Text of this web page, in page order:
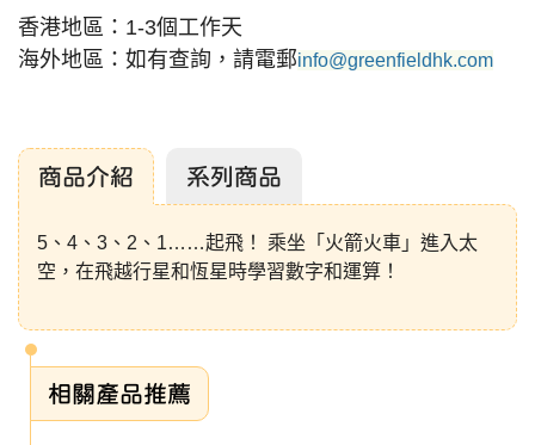
香港地區：1-3個工作天
海外地區：如有查詢，請電郵info@greenfieldhk.com
商品介紹 系列商品
5、4、3、2、1……起飛！ 乘坐「火箭火車」進入太
空，在飛越行星和恆星時學習數字和運算！
相關產品推薦